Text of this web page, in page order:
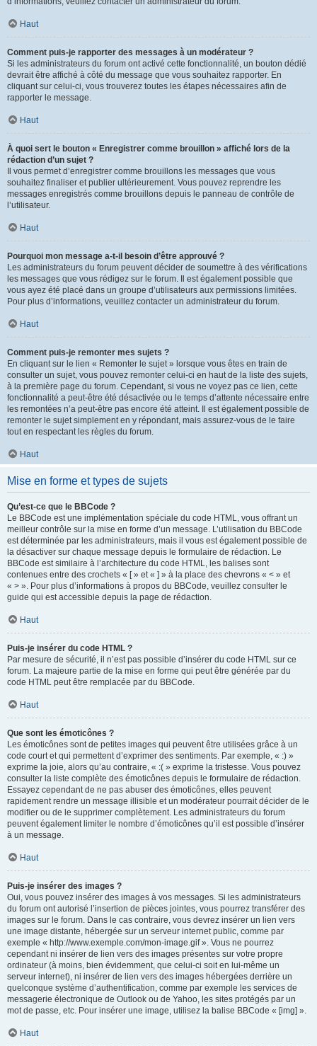
Haut
Comment puis-je rapporter des messages à un modérateur ?
Si les administrateurs du forum ont activé cette fonctionnalité, un bouton dédié
devrait être affiché à côté du message que vous souhaitez rapporter. En
cliquant sur celui-ci, vous trouverez toutes les étapes nécessaires afin de
rapporter le message.
Haut
À quoi sert le bouton « Enregistrer comme brouillon » affiché lors de la
rédaction d’un sujet ?
Il vous permet d’enregistrer comme brouillons les messages que vous
souhaitez finaliser et publier ultérieurement. Vous pouvez reprendre les
messages enregistrés comme brouillons depuis le panneau de contrôle de
l’utilisateur.
Haut
Pourquoi mon message a-t-il besoin d’être approuvé ?
Les administrateurs du forum peuvent décider de soumettre à des vérifications
les messages que vous rédigez sur le forum. Il est également possible que
vous ayez été placé dans un groupe d’utilisateurs aux permissions limitées.
Pour plus d’informations, veuillez contacter un administrateur du forum.
Haut
Comment puis-je remonter mes sujets ?
En cliquant sur le lien « Remonter le sujet » lorsque vous êtes en train de
consulter un sujet, vous pouvez remonter celui-ci en haut de la liste des sujets,
à la première page du forum. Cependant, si vous ne voyez pas ce lien, cette
fonctionnalité a peut-être été désactivée ou le temps d’attente nécessaire entre
les remontées n’a peut-être pas encore été atteint. Il est également possible de
remonter le sujet simplement en y répondant, mais assurez-vous de le faire
tout en respectant les règles du forum.
Haut
Mise en forme et types de sujets
Qu’est-ce que le BBCode ?
Le BBCode est une implémentation spéciale du code HTML, vous offrant un
meilleur contrôle sur la mise en forme d’un message. L’utilisation du BBCode
est déterminée par les administrateurs, mais il vous est également possible de
la désactiver sur chaque message depuis le formulaire de rédaction. Le
BBCode est similaire à l’architecture du code HTML, les balises sont
contenues entre des crochets « [ » et « ] » à la place des chevrons « < » et
« > ». Pour plus d’informations à propos du BBCode, veuillez consulter le
guide qui est accessible depuis la page de rédaction.
Haut
Puis-je insérer du code HTML ?
Par mesure de sécurité, il n’est pas possible d’insérer du code HTML sur ce
forum. La majeure partie de la mise en forme qui peut être générée par du
code HTML peut être remplacée par du BBCode.
Haut
Que sont les émoticônes ?
Les émoticônes sont de petites images qui peuvent être utilisées grâce à un
code court et qui permettent d’exprimer des sentiments. Par exemple, « :) »
exprime la joie, alors qu’au contraire, « :( » exprime la tristesse. Vous pouvez
consulter la liste complète des émoticônes depuis le formulaire de rédaction.
Essayez cependant de ne pas abuser des émoticônes, elles peuvent
rapidement rendre un message illisible et un modérateur pourrait décider de le
modifier ou de le supprimer complètement. Les administrateurs du forum
peuvent également limiter le nombre d’émoticônes qu’il est possible d’insérer
à un message.
Haut
Puis-je insérer des images ?
Oui, vous pouvez insérer des images à vos messages. Si les administrateurs
du forum ont autorisé l’insertion de pièces jointes, vous pourrez transférer des
images sur le forum. Dans le cas contraire, vous devrez insérer un lien vers
une image distante, hébergée sur un serveur internet public, comme par
exemple « http://www.exemple.com/mon-image.gif ». Vous ne pourrez
cependant ni insérer de lien vers des images présentes sur votre propre
ordinateur (à moins, bien évidemment, que celui-ci soit en lui-même un
serveur internet), ni insérer de lien vers des images hébergées derrière un
quelconque système d’authentification, comme par exemple les services de
messagerie électronique de Outlook ou de Yahoo, les sites protégés par un
mot de passe, etc. Pour insérer une image, utilisez la balise BBCode « [img] ».
Haut